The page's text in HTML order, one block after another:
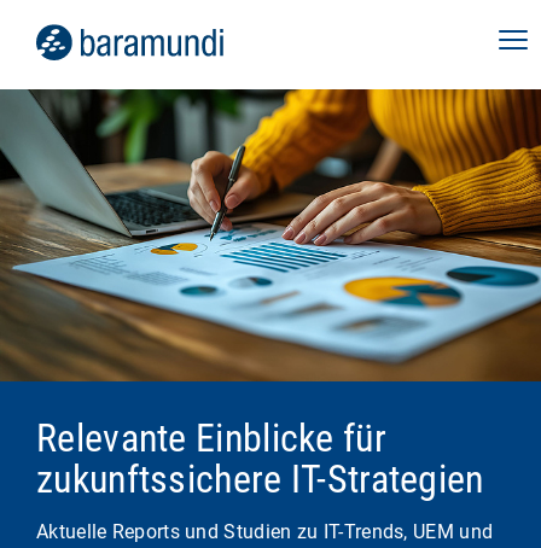
Relevante Einblicke für
zukunftssichere IT-Strategien
Aktuelle Reports und Studien zu IT-Trends, UEM und